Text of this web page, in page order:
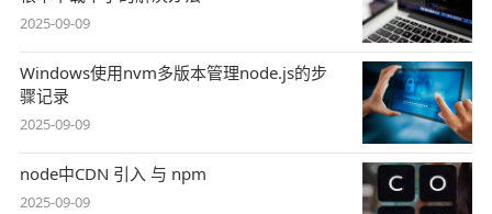
2025-09-09
Windows使用nvm多版本管理node.js的步
骤记录
2025-09-09
node中CDN 引入 与 npm
2025-09-09